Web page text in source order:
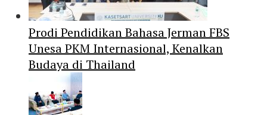
Prodi Pendidikan Bahasa Jerman FBS
Unesa PKM Internasional, Kenalkan
Budaya di Thailand